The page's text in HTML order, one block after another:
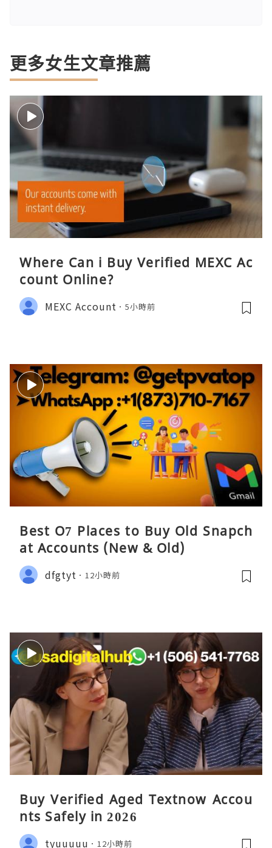
更多女生文章推薦
Where Can i Buy Verified MEXC Ac
count Online?
MEXC Account 5小時前
Best O7 Places to Buy Old Snapch
at Accounts (New & Old)
dfgtyt 12小時前
Buy Verified Aged Textnow Accou
nts Safely in 2026
tyuuuuu 12小時前